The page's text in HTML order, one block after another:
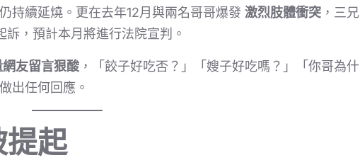
持續延燒。更在去年12月與兩名哥哥爆發 激烈肢體衝突 ，三兄
，預計本月將進行法院宣判。
友留言狠酸 ，「餃子好吃否？」「嫂子好吃嗎？」「你哥為什
出任何回應。
起